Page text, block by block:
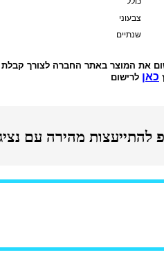
צבעוני
שנתיים
את המוצר באתר החברה לצורך קבלת
כאן לרישום
להתייעצות מהירה עם